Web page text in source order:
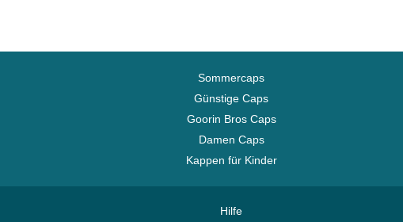
Sommercaps
Günstige Caps
Goorin Bros Caps
Damen Caps
Kappen für Kinder
Hilfe